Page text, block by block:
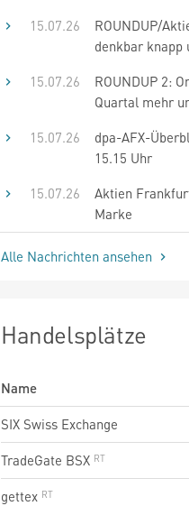
15.07.26
ROUNDUP/
denkbar knapp
15.07.26
ROUNDUP 2:
Quartal mehr
15.07.26
dpa-AFX-
15.15 Uhr
15.07.26
Aktien
Marke
Alle Nachrichten ansehen
Handelsplätze
Name
SIX Swiss Exchange
TradeGate BSX
gettex